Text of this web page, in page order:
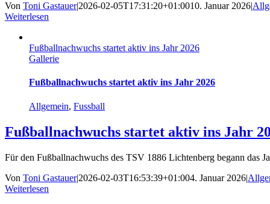
Von Toni Gastauer|2026-02-05T17:31:20+01:0010. Januar 2026|
Weiterlesen
Fußballnachwuchs startet aktiv ins Jahr 2026
Gallerie
Fußballnachwuchs startet aktiv ins Jahr 2026
Allgemein, Fussball
Fußballnachwuchs startet aktiv ins Jahr
Für den Fußballnachwuchs des TSV 1886 Lichtenberg begann das
Von Toni Gastauer|2026-02-03T16:53:39+01:004. Januar 2026|
Weiterlesen